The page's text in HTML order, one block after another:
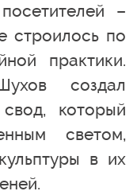
–
строилось по
практики.
создал
который
светом,
в их